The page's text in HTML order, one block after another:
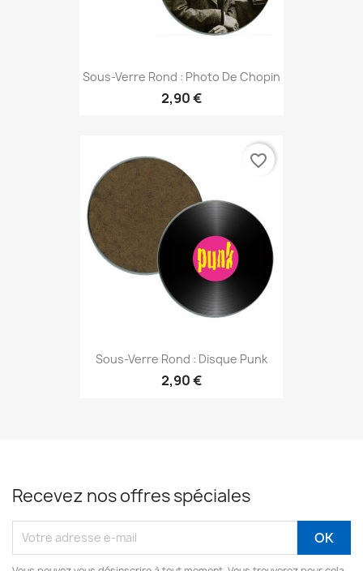
Sous-Verre Rond : Photo De Chopin
2,90 €
Sous-Verre Rond : Disque Punk
2,90 €
favorite_border
Recevez nos offres spéciales